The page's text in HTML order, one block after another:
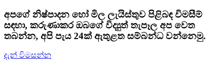
අපගේ නිෂ්පාදන හෝ මිල ලැයිස්තුව පිළිබඳ විමසීම්
සඳහා, කරුණාකර ඔබගේ විද්‍යුත් තැපෑල අප වෙත
තබන්න, අපි පැය 24ක් ඇතුළත සම්බන්ධ වන්නෙමු.
දැන් විමසන්න